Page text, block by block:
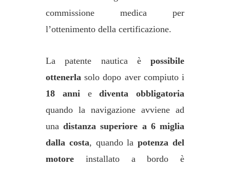
commissione medica per
l’ottenimento della certificazione.
La patente nautica è possibile
ottenerla solo dopo aver compiuto i
18 anni ediventa obbligatoria
quando la navigazione avviene ad
unadistanza superiore a 6 miglia
dalla costa, quando lapotenza del
motore installato a bordo è